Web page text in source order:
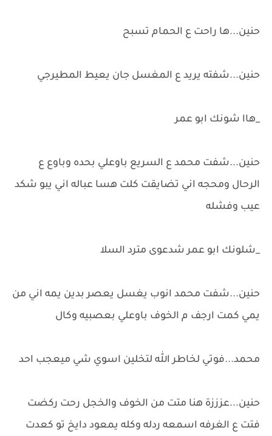
حنين...ها راحت ع الحمام تسبح
حنين...شفته يريد ع المغسل جان يعيط المطيرجي
_هاا شونك ابو عمر
حنين...شفت محمد ع السريع باوعلي بحده وباوع ع
الرحال ومحجه اني تضايقت كلت هسا عباله اني يبو شكد
عيب وفشله
_شلونك ابو عمر شدعوى مترد السلا
حنين...شفت محمد انوب يغسل يعصر بدين يمه اني من
يمي كمت ارجف م الخوف باوعلي بعصبيه وكال
محمد...فوتي لخاطر الله لتخلين اسوي شي ميعجب احد
حنين...عزززة هنا متت من الخوف والخجل رحت ركضت
فتت ع الغرفه اسمعه ردله وكله يمعود دايخ تو كعدت